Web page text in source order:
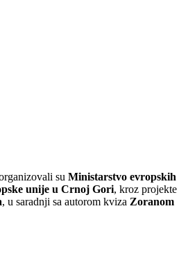
su Ministarstvo evropskih
unije u Crnoj Gori, kroz projekte
, u saradnji sa autorom kviza Zoranom